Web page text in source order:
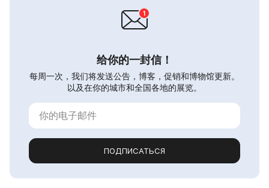
给你的一封信！
每周一次，我们将发送公告，博客，促销和博物馆更新。
以及在你的城市和全国各地的展览。
ПОДПИСАТЬСЯ